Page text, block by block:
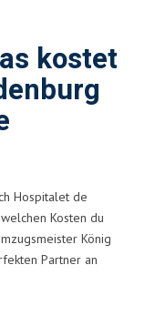
kostet
Hospitalet de
Kosten du
König
Partner an